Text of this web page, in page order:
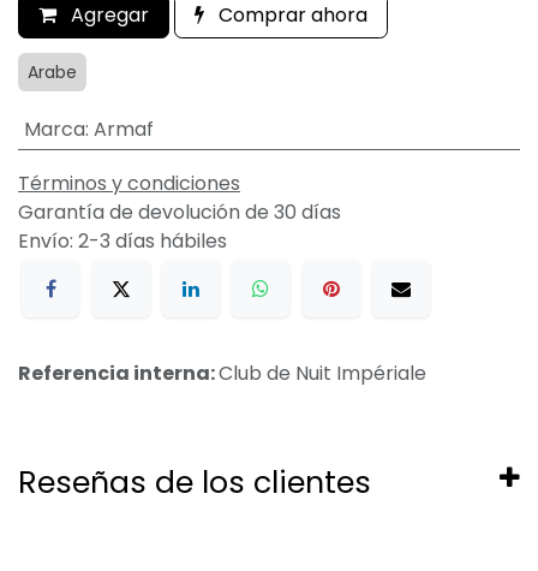
Agregar Comprar ahora
Arabe
Marca: Armaf
Términos y condiciones
Garantía de devolución de 30 días
Envío: 2-3 días hábiles
Referencia interna:Club de Nuit Impériale
Reseñas de los clientes